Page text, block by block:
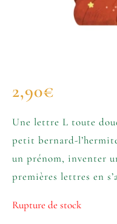
2,90€
Une lettre L toute
petit bernard-
un prénom, inventer
premières lettres en
Rupture de stock